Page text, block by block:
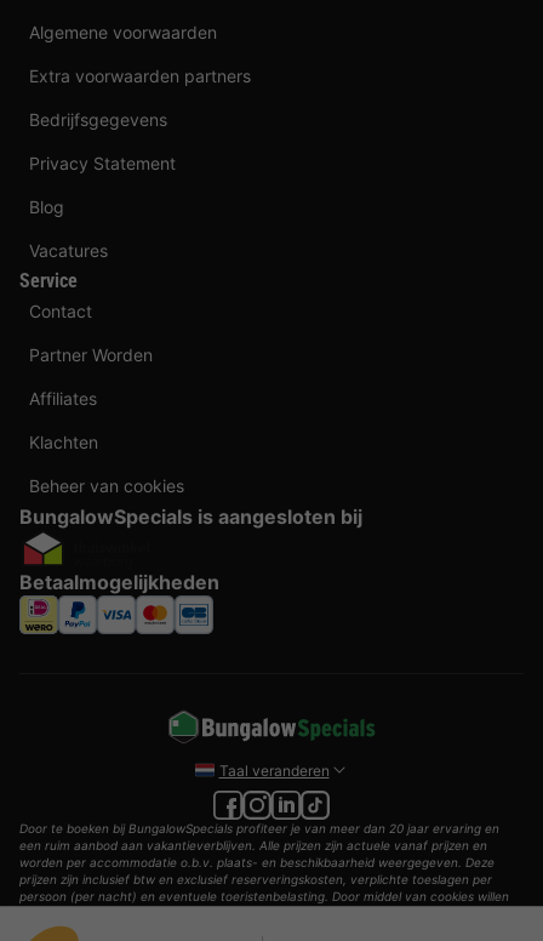
Algemene voorwaarden
Extra voorwaarden partners
Bedrijfsgegevens
Privacy Statement
Blog
Vacatures
Service
Contact
Partner Worden
Affiliates
Klachten
Beheer van cookies
BungalowSpecials is aangesloten bij
Betaalmogelijkheden
Taal veranderen
Door te boeken bij BungalowSpecials profiteer je van meer dan 20 jaar ervaring en
een ruim aanbod aan vakantieverblijven. Alle prijzen zijn actuele vanaf prijzen en
worden per accommodatie o.b.v. plaats- en beschikbaarheid weergegeven. Deze
prijzen zijn inclusief btw en exclusief reserveringskosten, verplichte toeslagen per
persoon (per nacht) en eventuele toeristenbelasting. Door middel van cookies willen